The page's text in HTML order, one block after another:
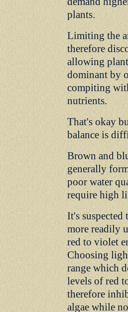
plants.
Limiting the
therefore
allowing
dominant by
compiting
nutrients.
That's okay
balance is
Brown and
generally
poor water
require high
It's suspected
more readily
red to violet
Choosing
range which
levels of red
therefore
algae while